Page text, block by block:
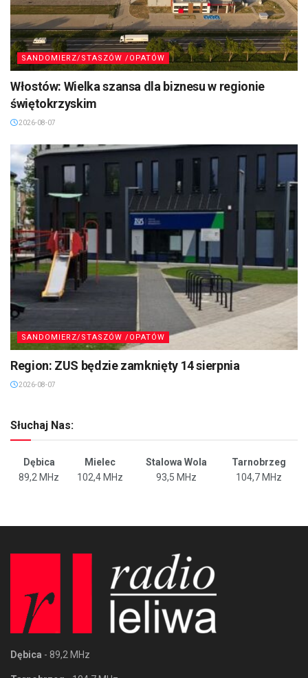
SANDOMIERZ/STASZÓW /OPATÓW
Włostów: Wielka szansa dla biznesu w regionie
świętokrzyskim
2026-08-07
SANDOMIERZ/STASZÓW /OPATÓW
Region: ZUS będzie zamknięty 14 sierpnia
2026-08-07
Słuchaj Nas:
Dębica Mielec Stalowa Wola
Tarnobrzeg
89,2 MHz
102,4 MHz 93,5 MHz 104,7 MHz
Dębica - 89,2 MHz